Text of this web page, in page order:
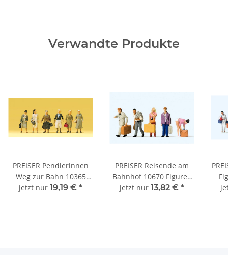
Verwandte Produkte
PREISER Pendlerinnen
Weg zur Bahn 10365
Figuren-Set Spur H0
jetzt nur 19,19 € *
PREISER Reisende am
Bahnhof 10670 Figuren
Spur H0
jetzt nur 13,82 € *